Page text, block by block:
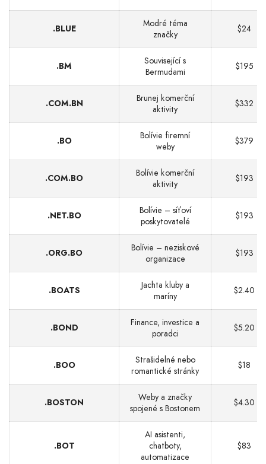
.BLUE
Modré téma
značky
$24
.BM
Související s
Bermudami
$195
.COM.BN
Brunej komerční
aktivity
$332
.BO
Bolívie firemní
weby
$379
.COM.BO
Bolívie komerční
aktivity
$193
.NET.BO
Bolívie – síťoví
poskytovatelé
$193
.ORG.BO
Bolívie – neziskové
organizace
$193
.BOATS
Jachta kluby a
maríny
$2.40
.BOND
Finance, investice a
poradci
$5.20
.BOO
Strašidelné nebo
romantické stránky
$18
.BOSTON
Weby a značky
spojené s Bostonem
$4.30
.BOT
AI asistenti,
chatboty,
automatizace
$83